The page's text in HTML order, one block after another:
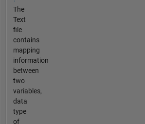
The
Text
file
contains
mapping
information
between
two
variables,
data
type
of